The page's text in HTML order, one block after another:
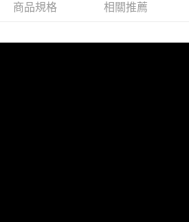
商品規格 相關推薦